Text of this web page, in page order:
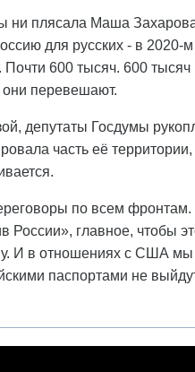
ни плясала Маша
для русских - в 2020-
Почти 600 тысяч. 600
они перевешают.
депутаты Госдумы
часть её
по всем
России», главное, чтобы
И в отношениях с США
паспортами не